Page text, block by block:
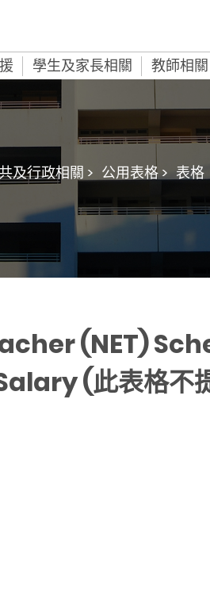
學生及家長相關 教師相關
及行政相關 > 公用表格 > 表格
(NET)
(此表格不